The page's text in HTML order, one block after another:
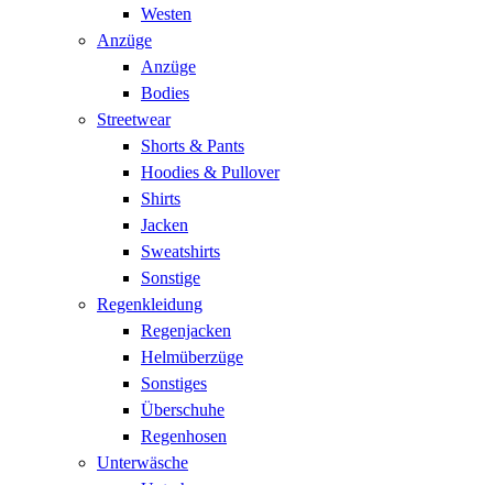
Westen
Anzüge
Anzüge
Bodies
Streetwear
Shorts & Pants
Hoodies & Pullover
Shirts
Jacken
Sweatshirts
Sonstige
Regenkleidung
Regenjacken
Helmüberzüge
Sonstiges
Überschuhe
Regenhosen
Unterwäsche